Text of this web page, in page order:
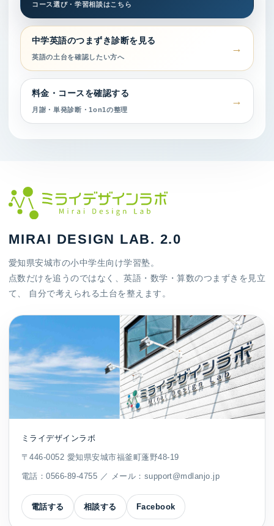
コース選び・学習相談はこちら
中学英語のつまずき診断を見る
英語の土台を確認したい方へ
料金・コースを確認する
月謝・単発診断・1on1の整理
MIRAI DESIGN LAB. 2.0
愛知県安城市の小中学生向け学習塾。
点数だけを追うのではなく、英語・数学・算数のつまずきを見立
て、 自分で考えられる土台を整えます。
ミライデザインラボ
〒446-0052 愛知県安城市福釜町蓬野48-19
電話：0566-89-4755 ／ メール： support@mdlanjo.jp
電話する 相談する Facebook